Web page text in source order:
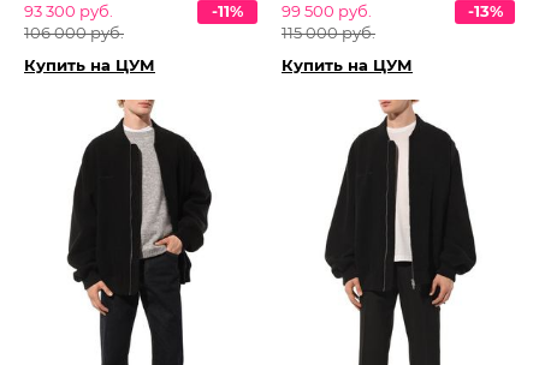
93 300 руб.
106 000 руб.
-11%
Купить на ЦУМ
99 500 руб.
115 000 руб.
-13%
Купить на ЦУМ